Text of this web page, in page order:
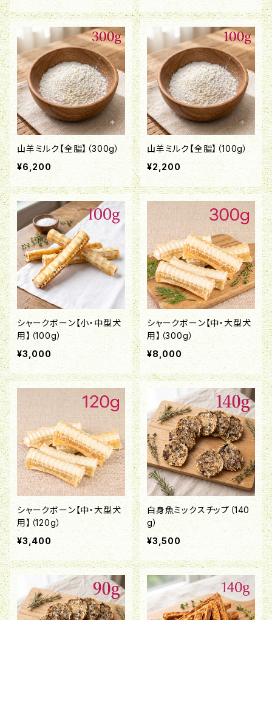
山羊ミルク【全脂】（300g）
¥6,200
山羊ミルク【全脂】（100g）
¥2,200
シャークボーン【小・中型犬
用】（100g）
¥3,000
シャークボーン【中・大型犬
用】（300g）
¥8,000
シャークボーン【中・大型犬
用】（120g）
¥3,400
白身魚ミックスチップ（140
g）
¥3,500